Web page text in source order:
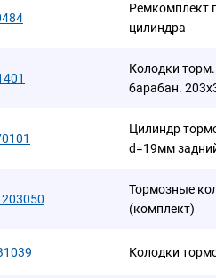
Ремкомплект
цилиндра
Колодки
барабан.
Цилиндр
d=19мм
Тормозные
(комплект)
Колодки